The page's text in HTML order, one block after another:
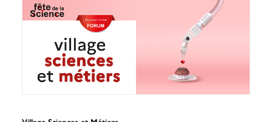
Infos pratiques / Contact
Recherche